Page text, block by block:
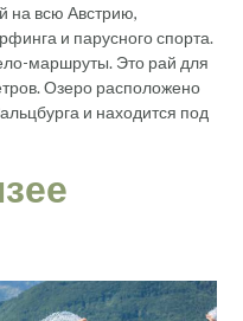
на всю Австрию,
и парусного спорта.
маршруты. Это рай для
Озеро расположено
и находится под